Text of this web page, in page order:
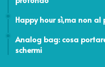
Happy hour sì,ma non
Analog bag: cosa
schermi